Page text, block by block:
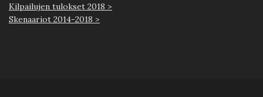
Kilpailujen tulokset 2018 >
Skenaariot 2014-2018 >